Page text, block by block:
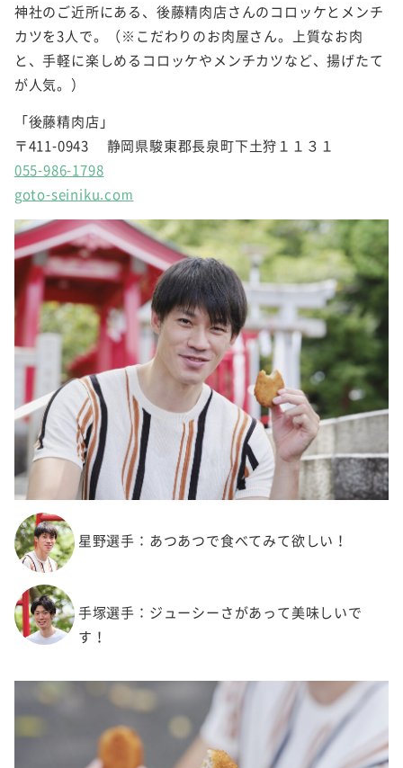
神社のご近所にある、後藤精肉店さんのコロッケとメンチ
カツを3人で。（※こだわりのお肉屋さん。上質なお肉
と、手軽に楽しめるコロッケやメンチカツなど、揚げたて
が人気。）
「後藤精肉店」
〒411-0943 静岡県駿東郡長泉町下土狩１１３１
055-986-1798
goto-seiniku.com
星野選手：あつあつで食べてみて欲しい！
手塚選手：ジューシーさがあって美味しいで
す！